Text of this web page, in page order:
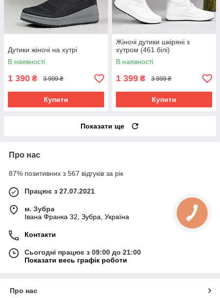
Дутики жіночі на хутрі
В наявності
1 390 ₴ 3 999 ₴
Купити
Жіночі дутики шкіряні з
хутром (461 білі)
В наявності
1 399 ₴ 3 999 ₴
Купити
Показати ще
Про нас
87% позитивних з 567 відгуків за рік
Працює з 27.07.2021
м. Зубра
Івана Франка 32, Зубра, Україна
Контакти
Сьогодні працює з 09:00 до 21:00
Показати весь графік роботи
Про нас